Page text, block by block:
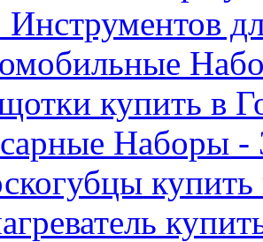
купить в
Наборы
купить